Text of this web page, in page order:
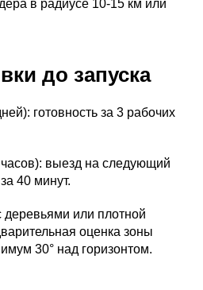
в радиусе 10-15 км или
до запуска
готовность за 3 рабочих
выезд на следующий
40 минут.
или плотной
оценка зоны
30° над горизонтом.